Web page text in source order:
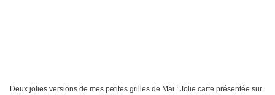
Deux jolies versions de mes petites grilles de Mai : Jolie carte présentée sur